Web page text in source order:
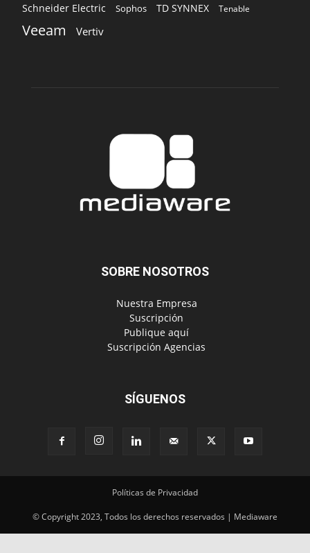
Schneider Electric Sophos TD SYNNEX Tenable
Veeam Vertiv
SOBRE NOSOTROS
‎ Nuestra Empresa
‎ Suscripción
‎ Publique aquí
‎ Suscripción Agencias
SÍGUENOS
Políticas de Privacidad
© Copyright 2023, Todos los derechos reservados | Mediaware